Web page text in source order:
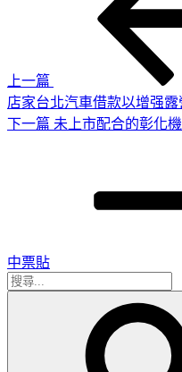
上一篇
店家台北汽車借款以增强
下
下一篇 未上市配合的彰化
中票貼
搜